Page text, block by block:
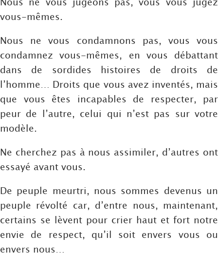
vous-mêmes.
Nous ne vous condamnons pas, vous vous
condamnez vous-mêmes, en vous débattant
dans de sordides histoires de droits de
l’homme… Droits que vous avez inventés, mais
que vous êtes incapables de respecter, par
peur de l’autre, celui qui n’est pas sur votre
modèle.
Ne cherchez pas à nous assimiler, d’autres ont
essayé avant vous.
De peuple meurtri, nous sommes devenus un
peuple révolté car, d’entre nous, maintenant,
certains se lèvent pour crier haut et fort notre
envie de respect, qu’il soit envers vous ou
envers nous…